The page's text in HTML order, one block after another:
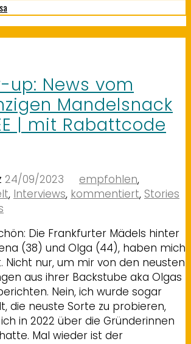
up: News vom
Mandelsnack
| mit Rabattcode
24/09/2023 empfohlen,
, Interviews, kommentiert, Stories
Die Frankfurter Mädels hinter
(38) und Olga (44), haben mich
Nicht nur, um mir von den neusten
aus ihrer Backstube aka Olgas
Nein, ich wurde sogar
die neuste Sorte zu probieren,
in 2022 über die Gründerinnen
Mal wieder ist der